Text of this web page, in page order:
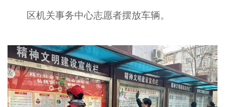
区机关事务中心志愿者摆放车辆。